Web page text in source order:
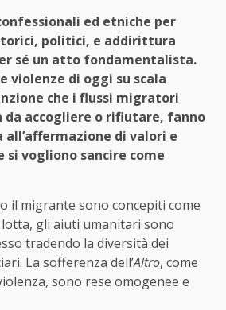
ed etniche per
politici, e addirittura
sé un atto fondamentalista.
violenze di oggi su scala
che i flussi migratori
da accogliere o rifiutare, fanno
di valori e
si vogliono sancire come
il migrante sono concepiti come
gli aiuti umanitari sono
tradendo la diversità dei
La sofferenza dell’Altro, come
sono rese omogenee e